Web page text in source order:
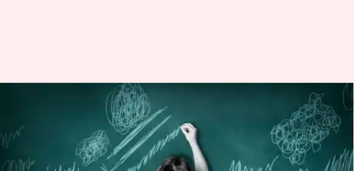
అంతర్జాతీయ పిచ్చిగీతల దినోత్సవం:
పిల్లల్లో క్రియేటివిటీని పెంచాలంటే
పిచ్చిగీతలు గీయించండి